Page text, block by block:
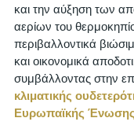
και την αύξηση των
αερίων του
περιβαλλοντικά
και οικονομικά
συμβάλλοντας στην
κλιματικής
Ευρωπαϊκής